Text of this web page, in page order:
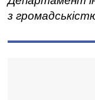
з громадськістю